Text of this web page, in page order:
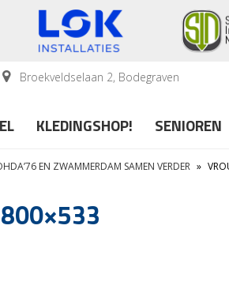
Broekveldselaan 2, Bodegraven
KLEDINGSHOP! SENIOREN
EN ZWAMMERDAM SAMEN VERDER »